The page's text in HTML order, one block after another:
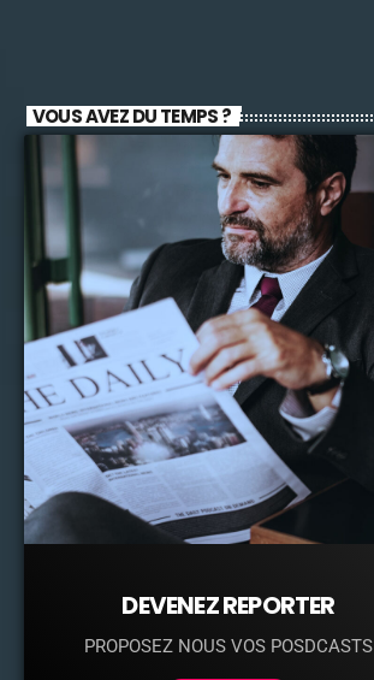
VOUS AVEZ DU TEMPS ?
DEVENEZ REPORTER
PROPOSEZ NOUS VOS POSDCASTS